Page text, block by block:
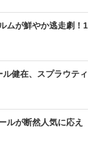
ムが鮮やか逃走劇！1
ル健在、スプラウティ
ルが断然人気に応え